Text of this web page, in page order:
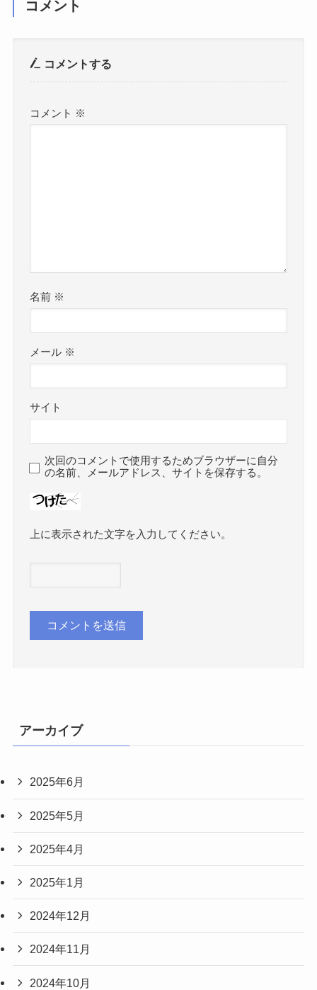
コメント
コメントする
コメント ※
名前 ※
メール ※
サイト
次回のコメントで使用するためブラウザーに自分
の名前、メールアドレス、サイトを保存する。
上に表示された文字を入力してください。
アーカイブ
2025年6月
2025年5月
2025年4月
2025年1月
2024年12月
2024年11月
2024年10月